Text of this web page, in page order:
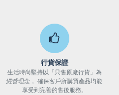
行貨保證
生活時尚堅持以「只售原廠行貨」為
經營理念， 確保客戶所購買產品均能
享受到完善的售後服務。